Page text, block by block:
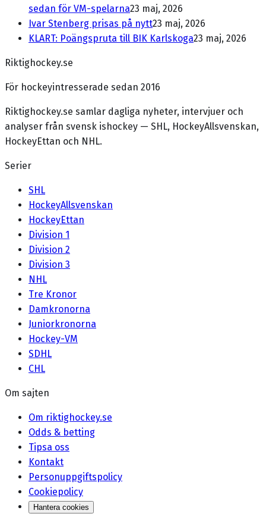
sedan för VM-spelarna23 maj, 2026
Ivar Stenberg prisas på nytt23 maj, 2026
KLART: Poängspruta till BIK Karlskoga23 maj, 2026
Riktighockey.se
För hockeyintresserade sedan 2016
Riktighockey.se samlar dagliga nyheter, intervjuer och
analyser från svensk ishockey — SHL, HockeyAllsvenskan,
HockeyEttan och NHL.
Serier
SHL
HockeyAllsvenskan
HockeyEttan
Division 1
Division 2
Division 3
NHL
Tre Kronor
Damkronorna
Juniorkronorna
Hockey-VM
SDHL
CHL
Om sajten
Om riktighockey.se
Odds & betting
Tipsa oss
Kontakt
Personuppgiftspolicy
Cookiepolicy
Hantera cookies